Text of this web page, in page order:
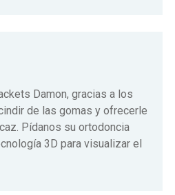
Damon, gracias a los
de las gomas y ofrecerle
Pídanos su ortodoncia
3D para visualizar el